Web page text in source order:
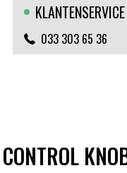
KLANTENSERVICE
033 303 65 36